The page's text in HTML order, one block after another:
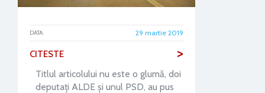
DATA: 29 martie 2019
CITESTE >
Titlul articolului nu este o glumă, doi
deputați ALDE și unul PSD, au pus